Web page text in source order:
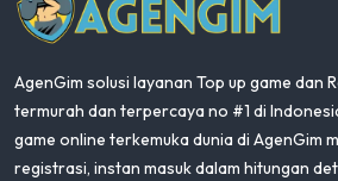
AgenGim solusi layanan Top up game dan
termurah dan terpercaya no #1 di
game online terkemuka dunia di AgenGim
registrasi, instan masuk dalam hitungan